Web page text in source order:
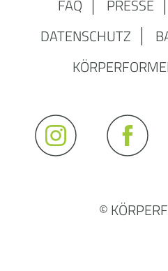
FAQ PRESSE
DATENSCHUTZ
©